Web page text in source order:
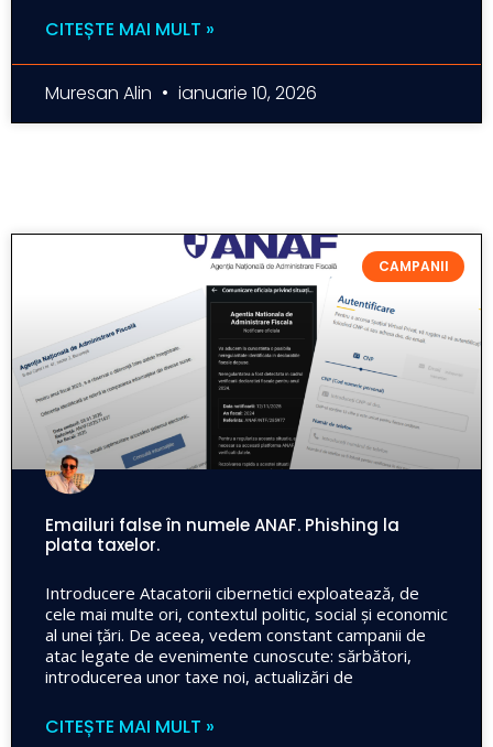
CITEȘTE MAI MULT »
Muresan Alin ianuarie 10, 2026
CAMPANII
Emailuri false în numele ANAF. Phishing la
plata taxelor.
Introducere Atacatorii cibernetici exploatează, de
cele mai multe ori, contextul politic, social și economic
al unei țări. De aceea, vedem constant campanii de
atac legate de evenimente cunoscute: sărbători,
introducerea unor taxe noi, actualizări de
CITEȘTE MAI MULT »